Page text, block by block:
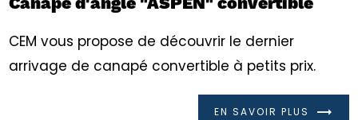
CEM vous propose de découvrir le dernier
arrivage de canapé convertible à petits prix.
EN SAVOIR PLUS